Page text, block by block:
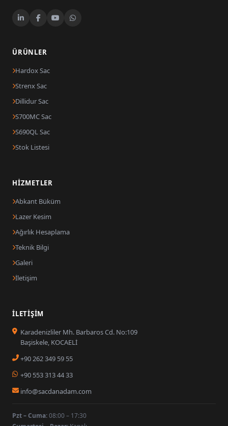
ÜRÜNLER
Hardox Sac
Strenx Sac
Dillidur Sac
S700MC Sac
S690QL Sac
Stok Listesi
HIZMETLER
Abkant Büküm
Lazer Kesim
Ağırlık Hesaplama
Teknik Bilgi
Galeri
İletişim
İLETIŞIM
Karadenizliler Mh. Barbaros Cd. No:109
Başiskele, KOCAELİ
+90 262 349 59 55
+90 553 313 44 33
info@sacdanadam.com
Pzt – Cuma:08:00 – 17:30